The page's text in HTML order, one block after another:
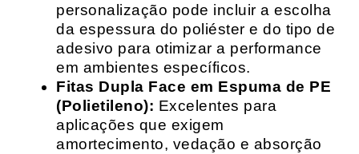
personalização pode incluir a escolha
da espessura do poliéster e do tipo de
adesivo para otimizar a performance
em ambientes específicos.
Fitas Dupla Face em Espuma de PE
(Polietileno): Excelentes para
aplicações que exigem
amortecimento, vedação e absorção